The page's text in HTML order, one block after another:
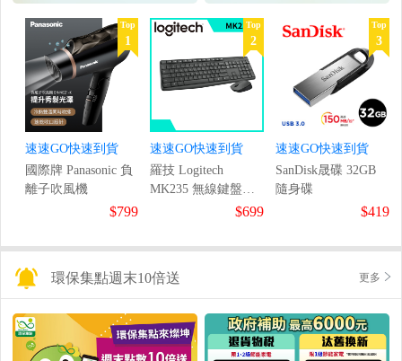
Top
1
速速GO快速到貨
國際牌 Panasonic 負
離子吹風機
$799
Top
2
速速GO快速到貨
羅技 Logitech
MK235 無線鍵盤滑
$699
Top
3
速速GO快速到貨
SanDisk晟碟 32GB
隨身碟
$419
環保集點週末10倍送 更多